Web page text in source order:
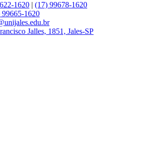
1620 | (17) 99678-1620
99665-1620
Jalles, 1851, Jales-SP